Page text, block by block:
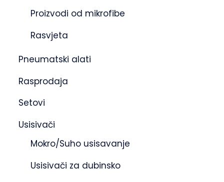
Proizvodi od mikrofibe
Rasvjeta
Pneumatski alati
Rasprodaja
Setovi
Usisivači
Mokro/Suho usisavanje
Usisivači za dubinsko